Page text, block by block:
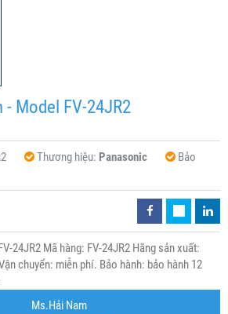
Model FV-24JR2
Thương hiệu: Panasonic
Bảo
24JR2 Mã hàng: FV-24JR2 Hãng sản xuất:
chuyển: miễn phí. Bảo hành: bảo hành 12
Ms.Hải Nam